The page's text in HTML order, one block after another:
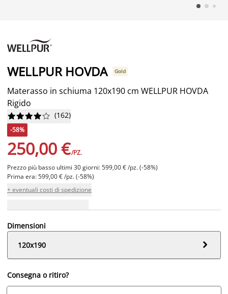
WELLPUR HOVDA Gold
Materasso in schiuma 120x190 cm WELLPUR HOVDA
Rigido





 (162)
-58%
250,00 €/PZ.
Prezzo più basso ultimi 30 giorni: 599,00 € /pz. (-58%)
Prima era: 599,00 € /pz. (-58%)
+ eventuali costi di spedizione
Dimensioni
120x190

Consegna o ritiro?